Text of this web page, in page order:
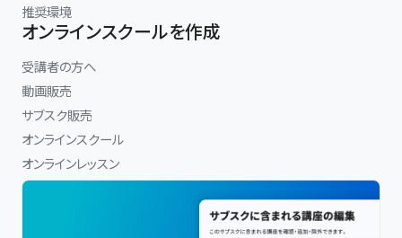
推奨環境
オンラインスクールを作成
受講者の方へ
動画販売
サブスク販売
オンラインスクール
オンラインレッスン